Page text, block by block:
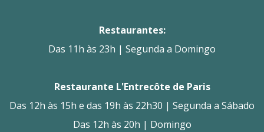
Restaurantes:
Das 11h às 23h | Segunda a Domingo
Restaurante L'Entrecôte de Paris
Das 12h às 15h e das 19h às 22h30 | Segunda a Sábado
Das 12h às 20h | Domingo